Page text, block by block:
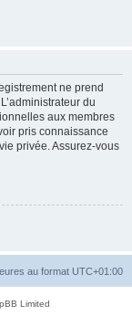
ne prend
du
aux membres
pris connaissance
privée. Assurez-vous
au format UTC+01:00
Limited